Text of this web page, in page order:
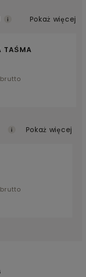
TAŚMA
Pokaż więcej
Pokaż więcej